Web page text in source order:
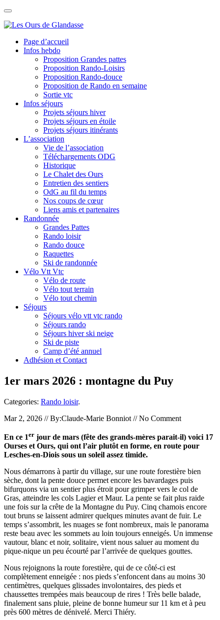
Skip
content
Page d’accueil
Infos hebdo
Proposition Grandes pattes
Proposition Rando-Loisirs
Proposition Rando-douce
Proposition de Rando en semaine
Sortie vtc
Infos séjours
Projets séjours hiver
Projets séjours en étoile
Projets séjours itinérants
L’association
Vie de l’association
Téléchargements ODG
Historique
Le Chalet des Ours
Entretien des sentiers
OdG au fil du temps
Nos coups de cœur
Liens amis et partenaires
Randonnée
Grandes Pattes
Rando loisir
Rando douce
Raquettes
Ski de randonnée
Vélo Vtt Vtc
Vélo de route
Vélo tout terrain
Vélo tout chemin
Séjours
Séjours vélo vtt vtc rando
Séjours rando
Séjours hiver ski neige
Ski de piste
Camp d’été annuel
Adhésion et Contact
1er mars 2026 : montagne du Puy
Categories: Rando loisir.
Mar 2, 2026 // By:Claude-Marie Bonniot // No Comment
En ce 1er jour de mars (fête des grands-mères parait-il) voici 17
Ourses et Ours, qui ont l’air plutôt en forme, en route pour
Lesches-en-Diois sous un soleil assez timide.
Nous démarrons à partir du village, sur une route forestière bien
sèche, dont la pente douce permet encore les bavardages puis
bifurquons via un sentier plus étroit pour grimper vers le col de
Gras, atteindre les cols Lagier et Maur. La pente se fait plus raide
une fois sur la crête de la Montagne du Puy. Cinq chamois encore
tout bruns se laissent admirer quelques minutes avant de fuir. Le
temps s’assombrit, les nuages se font nombreux, mais le panorama
reste beau avec les sommets au loin toujours enneigés. Un immense
vautour, blanc et noir, solitaire, vient nous saluer au moment du
pique-nique un peu écourté par l’arrivée de quelques gouttes.
Nous rejoignons la route forestière, qui de ce côté-ci est
complètement enneigée : nos pieds s’enfoncent dans au moins 30
centimètres, quelques glissades involontaires, des pieds et
chaussettes trempées mais beaucoup de rires ! Très belle balade,
finalement sans pluie, pleine de bonne humeur sur 11 km et à peu
près 600 mètres de dénivelé. Merci Thiéry.